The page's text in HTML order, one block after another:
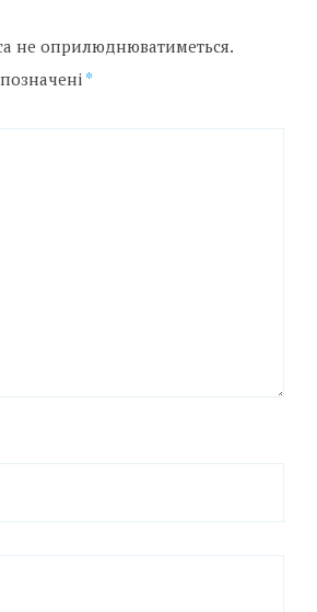
не оприлюднюватиметься.
*